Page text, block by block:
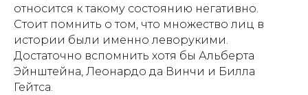
относится к такому состоянию негативно.
Стоит помнить о том, что множество лиц в
истории были именно леворукими.
Достаточно вспомнить хотя бы Альберта
Эйнштейна, Леонардо да Винчи и Билла
Гейтса.